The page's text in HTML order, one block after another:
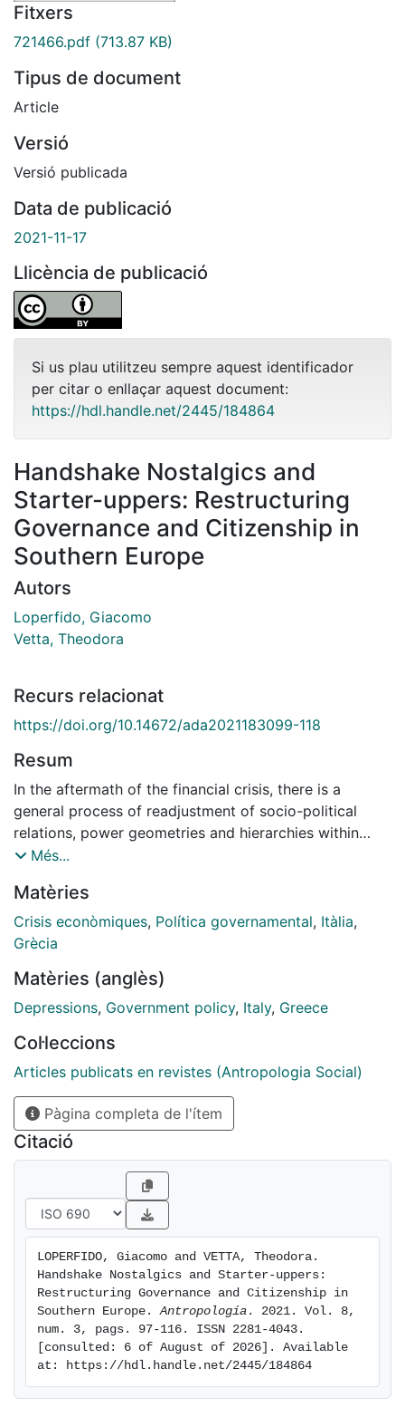
Fitxers
721466.pdf (713.87 KB)
Tipus de document
Article
Versió
Versió publicada
Data de publicació
2021-11-17
Llicència de publicació
Si us plau utilitzeu sempre aquest identificador
per citar o enllaçar aquest document:
https://hdl.handle.net/2445/184864
Handshake Nostalgics and
Starter-uppers: Restructuring
Governance and Citizenship in
Southern Europe
Autors
Loperfido, Giacomo
Vetta, Theodora
Recurs relacionat
https://doi.org/10.14672/ada2021183099-118
Resum
In the aftermath of the financial crisis, there is a
general process of readjustment of socio-political
relations, power geometries and hierarchies within
fundamental segments of society. This article tackles
practices, legitimacies and struggles around
citizenship in south European periphery. Ideologies,
representations and deriving practices around models
particular production structures, embedded
themselves within particular historical social relations,
differently -almost opposed- produced regions, the
Industrial District of SMEs in Veneto, and the large
electricity production site of Kozani, we
ethnographically explore the dialectics between the
political meanings attached to 'private' and 'public',
while inhabiting with our analysis the mutually
constitutive relationships between the economic and
the political.
Més...
Matèries
Crisis econòmiques, Política governamental, Itàlia,
Grècia
Matèries (anglès)
Depressions, Government policy, Italy, Greece
Col·leccions
Articles publicats en revistes (Antropologia Social)
Pàgina completa de l'ítem
Citació
LOPERFIDO, Giacomo and VETTA, Theodora.
Handshake Nostalgics and Starter-uppers:
Restructuring Governance and Citizenship in
Southern Europe. Antropología . 2021. Vol. 8,
num. 3, pags. 97-116. ISSN 2281-4043.
[consulted: 6 of August of 2026]. Available
at: https://hdl.handle.net/2445/184864